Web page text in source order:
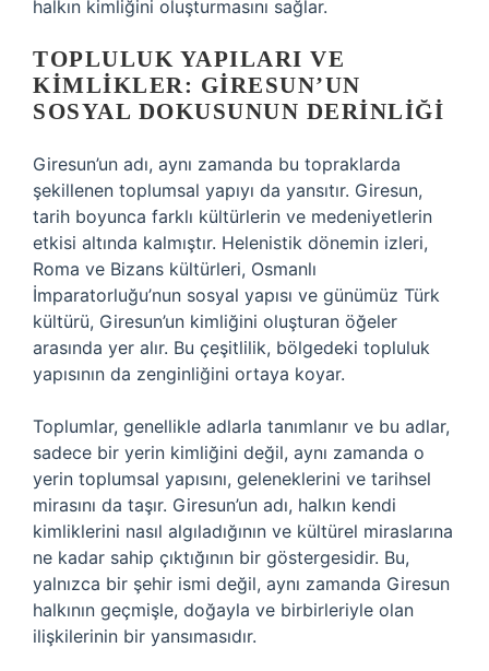
halkın kimliğini oluşturmasını sağlar.
TOPLULUK YAPILARI VE
KIMLIKLER: GIRESUN’UN
SOSYAL DOKUSUNUN DERINLIĞI
Giresun’un adı, aynı zamanda bu topraklarda
şekillenen toplumsal yapıyı da yansıtır. Giresun,
tarih boyunca farklı kültürlerin ve medeniyetlerin
etkisi altında kalmıştır. Helenistik dönemin izleri,
Roma ve Bizans kültürleri, Osmanlı
İmparatorluğu’nun sosyal yapısı ve günümüz Türk
kültürü, Giresun’un kimliğini oluşturan öğeler
arasında yer alır. Bu çeşitlilik, bölgedeki topluluk
yapısının da zenginliğini ortaya koyar.
Toplumlar, genellikle adlarla tanımlanır ve bu adlar,
sadece bir yerin kimliğini değil, aynı zamanda o
yerin toplumsal yapısını, geleneklerini ve tarihsel
mirasını da taşır. Giresun’un adı, halkın kendi
kimliklerini nasıl algıladığının ve kültürel miraslarına
ne kadar sahip çıktığının bir göstergesidir. Bu,
yalnızca bir şehir ismi değil, aynı zamanda Giresun
halkının geçmişle, doğayla ve birbirleriyle olan
ilişkilerinin bir yansımasıdır.